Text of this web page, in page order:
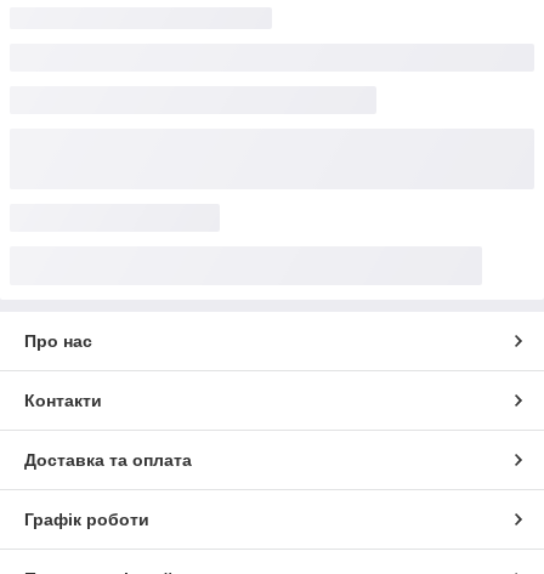
Про нас
Контакти
Доставка та оплата
Графік роботи